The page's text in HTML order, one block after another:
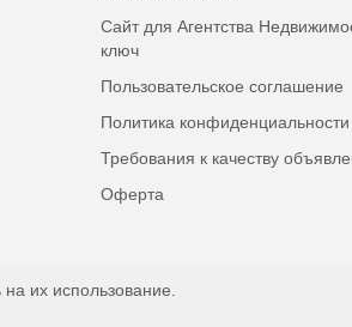
Сайт для Агентства
ключ
Пользовательское соглашение
Политика конфиденциальности
Требования к качеству
Оферта
их использование.